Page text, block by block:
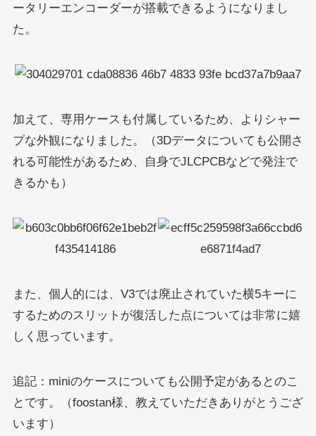
ータリーエンコーダーが搭載できるようになりまし
た。
加えて、専用ケースも付属しているため、よりシャー
プな外観になりました。（3Dデータについても公開さ
れる可能性があるため、自身でJLCPCBなどで発注で
きるかも）
また、個人的には、V3では廃止されていた横5キーに
するためのスリットが復活した点については非常に嬉
しく思っています。
追記：miniのケースについても公開予定があるとのこ
とです。（foostan様、教えていただきありがとうござ
います）